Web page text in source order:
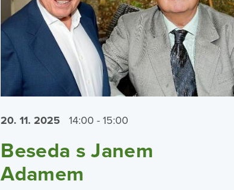
20. 11.2025 14:00 - 15:00
Beseda s Janem
Adamem